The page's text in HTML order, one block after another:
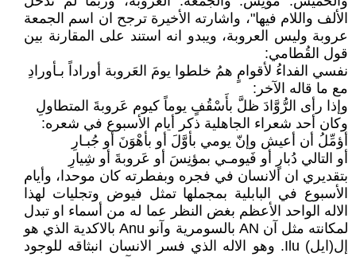
الألف واللام فيها"، واشارته الأخيرة ترجح ان اسم الجمعة
عروبة وليس العروبة، ويبدو انه استند على المقارنة بين
قول القُطامي:
نفسي الفداءُ لأقوامٍ همُ خلطوا يومَ العَروبة أوراداً بـأورادِ
مع ما قاله الآخر:
وإذا رأى الرُّوَّادَ ظلَّ بأَسْقُفٍ يوماً كيوم عَروبةَ المتطاولِ
وكان أحد شعراء الجاهلية ذكر أيام الأسبوع في شعره:
أؤمِّلُ أن أعيش وإنّ يومي بأوَّلَ أو بأهْوَنَ أو جُبـارِ
أو التالي دُبارٍ أو فَيومـي بمؤنِسَ أو عَروبةَ أو شِيارِ
بتقديري ان الانسان في فجره وبفطرته كان موحدا، وأيام
الأسبوع في البابلية بمجملها تمثل فيوض وتجليات لهذا
الاله الواحد الأعظم بغض النظر عما له من أسماء او تبدل
لمكانته مثل آن AN بالسومرية وآنو Anu بالاكدية الذي هو
إل(ايل) Ilu. وهو الاله الذي فسر الانسان انبثاقه للوجود